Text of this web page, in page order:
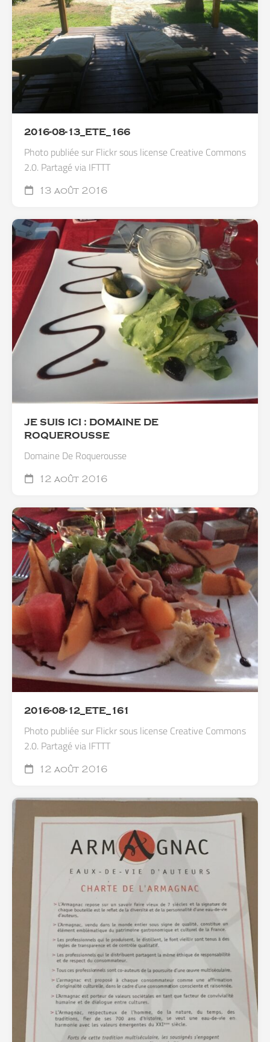
2016-08-13_ETE_166
Photo publiée sur Flickr sous license Creative Commons
2.0. Partagé via IFTTT
13 août 2016
JE SUIS ICI : DOMAINE DE
ROQUEROUSSE
Domaine De Roquerousse
12 août 2016
2016-08-12_ETE_161
Photo publiée sur Flickr sous license Creative Commons
2.0. Partagé via IFTTT
12 août 2016